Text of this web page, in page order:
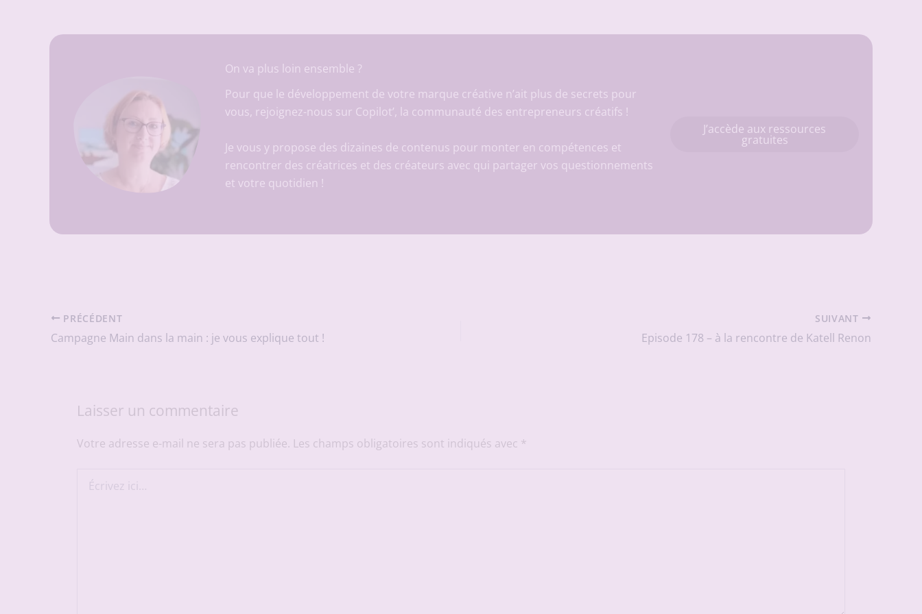
On va plus loin ensemble ?
Pour que le développement de votre marque créative n’ait plus de secrets pour
vous, rejoignez-nous sur Copilot’, la communauté des entrepreneurs créatifs !
Je vous y propose des dizaines de contenus pour monter en compétences et
rencontrer des créatrices et des créateurs avec qui partager vos questionnements
et votre quotidien !
J’accède aux ressources
gratuites
PRÉCÉDENT
Campagne Main dans la main : je vous explique tout !
SUIVANT
Episode 178 – à la rencontre de Katell Renon
Laisser un commentaire
Votre adresse e-mail ne sera pas publiée. Les champs obligatoires sont indiqués avec *
ici…